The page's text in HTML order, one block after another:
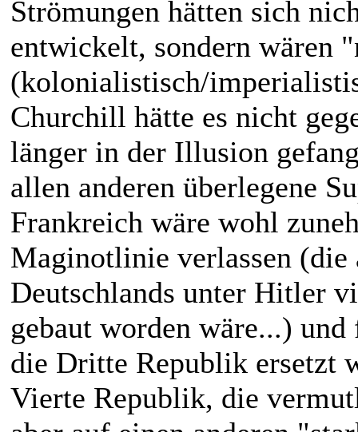
Strömungen hätten sich
entwickelt, sondern wären
(kolonialistisch/
Churchill hätte es nicht
länger in der Illusion
allen anderen überlegene
Frankreich wäre wohl
Maginotlinie verlassen (die
Deutschlands unter Hitler
gebaut worden wäre...)
die Dritte Republik ersetzt
Vierte Republik, die